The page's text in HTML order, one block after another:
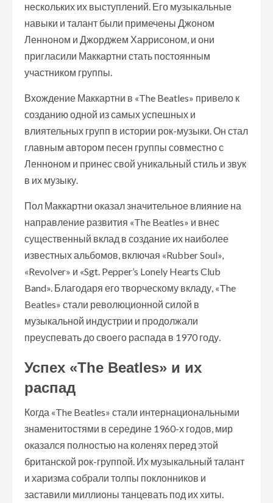
нескольких их выступлений. Его музыкальные
навыки и талант были примечены Джоном
Ленноном и Джорджем Харрисоном, и они
пригласили Маккартни стать постоянным
участником группы.
Вхождение Маккартни в «The Beatles» привело к
созданию одной из самых успешных и
влиятельных групп в истории рок-музыки. Он стал
главным автором песен группы совместно с
Ленноном и принес свой уникальный стиль и звук
в их музыку.
Пол Маккартни оказал значительное влияние на
направление развития «The Beatles» и внес
существенный вклад в создание их наиболее
известных альбомов, включая «Rubber Soul»,
«Revolver» и «Sgt. Pepper’s Lonely Hearts Club
Band». Благодаря его творческому вкладу, «The
Beatles» стали революционной силой в
музыкальной индустрии и продолжали
преуспевать до своего распада в 1970 году.
Успех «The Beatles» и их
распад
Когда «The Beatles» стали интернациональными
знаменитостями в середине 1960-х годов, мир
оказался полностью на коленях перед этой
британской рок-группой. Их музыкальный талант
и харизма собрали толпы поклонников и
заставили миллионы танцевать под их хиты.